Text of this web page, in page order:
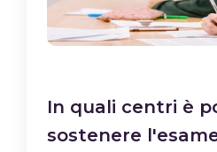
In quali centri è
sostenere